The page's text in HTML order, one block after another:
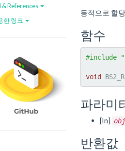
& References
한 링크
동적으로 할
함수
#include
void
파라미
[In]
반환값